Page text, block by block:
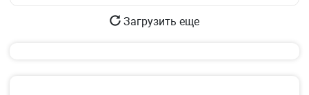
Загрузить еще